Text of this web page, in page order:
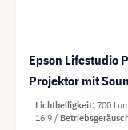
Epson Lifestudio
Projektor mit
Lichthelligkeit 700
16:9